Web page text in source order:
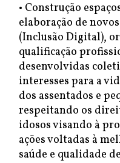
• Construção
elaboração de
(Inclusão Digital),
qualificação
desenvolvidas
interesses para a
dos assentados e
respeitando os
idosos visando à
ações voltadas à
saúde e qualidade